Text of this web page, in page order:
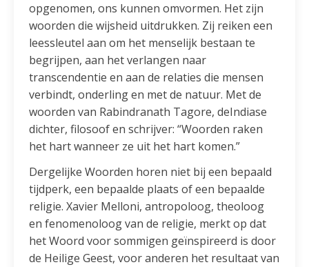
opgenomen, ons kunnen omvormen. Het zijn
woorden die wijsheid uitdrukken. Zij reiken een
leessleutel aan om het menselijk bestaan te
begrijpen, aan het verlangen naar
transcendentie en aan de relaties die mensen
verbindt, onderling en met de natuur. Met de
woorden van Rabindranath Tagore, deIndiase
dichter, filosoof en schrijver: “Woorden raken
het hart wanneer ze uit het hart komen.”
Dergelijke Woorden horen niet bij een bepaald
tijdperk, een bepaalde plaats of een bepaalde
religie. Xavier Melloni, antropoloog, theoloog
en fenomenoloog van de religie, merkt op dat
het Woord voor sommigen geïnspireerd is door
de Heilige Geest, voor anderen het resultaat van